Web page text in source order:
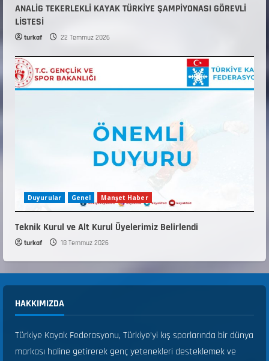
ANALİG TEKERLEKLİ KAYAK TÜRKİYE ŞAMPİYONASI GÖREVLİ
LİSTESİ
turkaf 22 Temmuz 2026
Duyurular Genel Manşet Haber
Teknik Kurul ve Alt Kurul Üyelerimiz Belirlendi
turkaf 18 Temmuz 2026
HAKKIMIZDA
Türkiye Kayak Federasyonu, Türkiye’yi kış sporlarında bir dünya
markası haline getirerek genç yetenekleri desteklemek ve